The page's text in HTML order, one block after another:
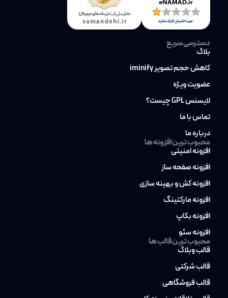
دسترسی سریع
بلاگ
کاهش حجم تصویر iminify
عضویت ویژه
لایسنس GPL چیست؟
تماس با ما
درباره ما
محبوب ترین افزونه ها
افزونه امنیتی
افزونه صفحه ساز
افزونه کش و بهینه سازی
افزونه مارکتینگ
افزونه بکاپ
افزونه سئو
محبوب ترین قالب ها
قالب وبلاگ
قالب شرکتی
قالب فروشگاهی